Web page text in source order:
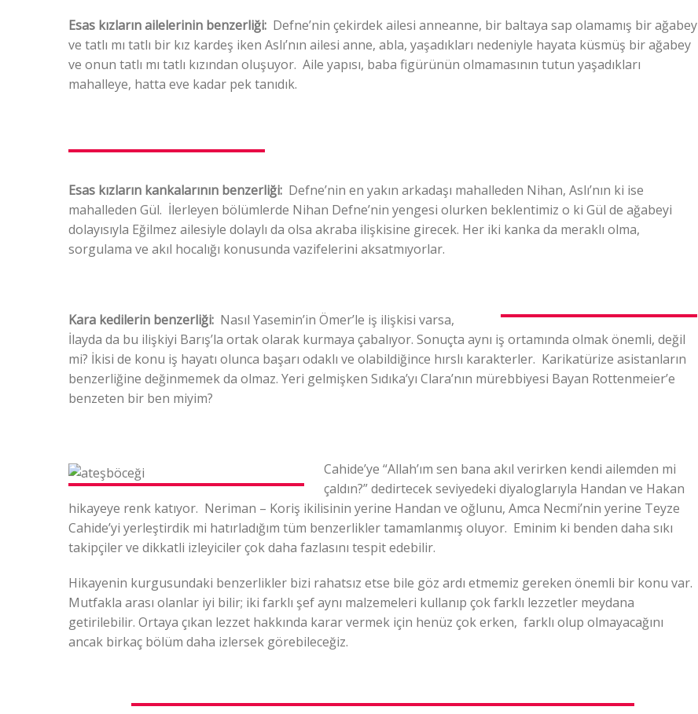
Esas kızların ailelerinin benzerliği: Defne’nin çekirdek ailesi anneanne, bir baltaya sap olamamış bir ağabey
ve tatlı mı tatlı bir kız kardeş iken Aslı’nın ailesi anne, abla, yaşadıkları nedeniyle hayata küsmüş bir ağabey
ve onun tatlı mı tatlı kızından oluşuyor. Aile yapısı, baba figürünün olmamasının tutun yaşadıkları
mahalleye, hatta eve kadar pek tanıdık.
Esas kızların kankalarının benzerliği: Defne’nin en yakın arkadaşı mahalleden Nihan, Aslı’nın ki ise
mahalleden Gül. İlerleyen bölümlerde Nihan Defne’nin yengesi olurken beklentimiz o ki Gül de ağabeyi
dolayısıyla Eğilmez ailesiyle dolaylı da olsa akraba ilişkisine girecek. Her iki kanka da meraklı olma,
sorgulama ve akıl hocalığı konusunda vazifelerini aksatmıyorlar.
Kara kedilerin benzerliği: Nasıl Yasemin’in Ömer’le iş ilişkisi varsa,
İlayda da bu ilişkiyi Barış’la ortak olarak kurmaya çabalıyor. Sonuçta aynı iş ortamında olmak önemli, değil
mi? İkisi de konu iş hayatı olunca başarı odaklı ve olabildiğince hırslı karakterler. Karikatürize asistanların
benzerliğine değinmemek da olmaz. Yeri gelmişken Sıdıka’yı Clara’nın mürebbiyesi Bayan Rottenmeier’e
benzeten bir ben miyim?
Cahide’ye “Allah’ım sen bana akıl verirken kendi ailemden mi
çaldın?” dedirtecek seviyedeki diyaloglarıyla Handan ve Hakan
hikayeye renk katıyor. Neriman – Koriş ikilisinin yerine Handan ve oğlunu, Amca Necmi’nin yerine Teyze
Cahide’yi yerleştirdik mi hatırladığım tüm benzerlikler tamamlanmış oluyor. Eminim ki benden daha sıkı
takipçiler ve dikkatli izleyiciler çok daha fazlasını tespit edebilir.
Hikayenin kurgusundaki benzerlikler bizi rahatsız etse bile göz ardı etmemiz gereken önemli bir konu var.
Mutfakla arası olanlar iyi bilir; iki farklı şef aynı malzemeleri kullanıp çok farklı lezzetler meydana
getirilebilir. Ortaya çıkan lezzet hakkında karar vermek için henüz çok erken, farklı olup olmayacağını
ancak birkaç bölüm daha izlersek görebileceğiz.